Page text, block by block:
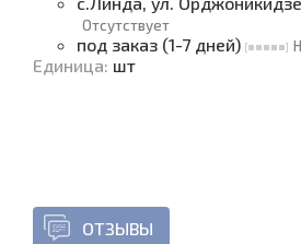
Отсутствует
под заказ (1-7 дней)
Единица: шт
ОТЗЫВЫ